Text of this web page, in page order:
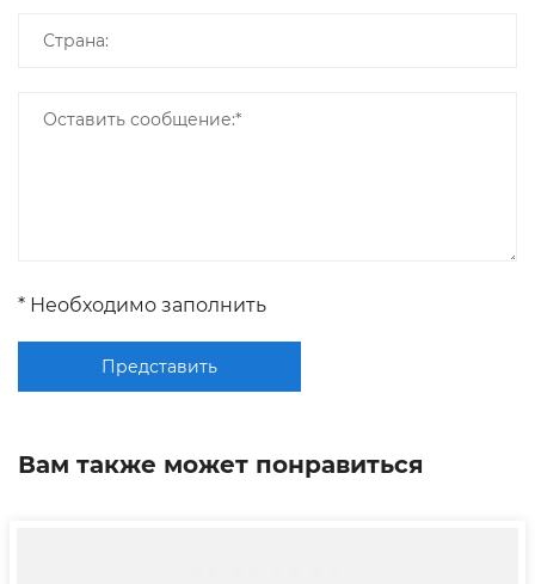
* Необходимо заполнить
Представить
Вам также может понравиться